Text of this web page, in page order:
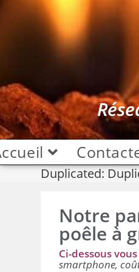
Duplicated:
Notre
poêle à
Ci-dessous
smartphone,